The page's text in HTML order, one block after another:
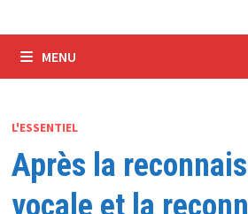
MENU
L'ESSENTIEL
Après la
vocale et la